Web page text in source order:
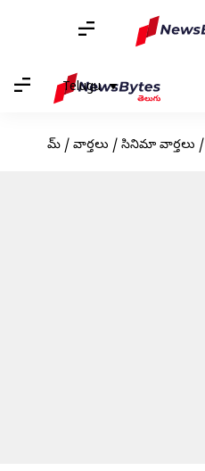
Telugu
హోమ్ / వార్తలు / సినిమా వార్తలు /